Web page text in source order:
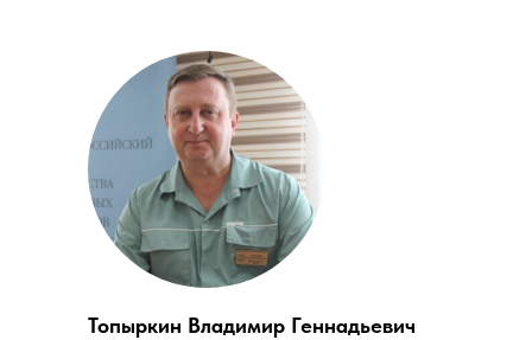
Топыркин Владимир Геннадьевич